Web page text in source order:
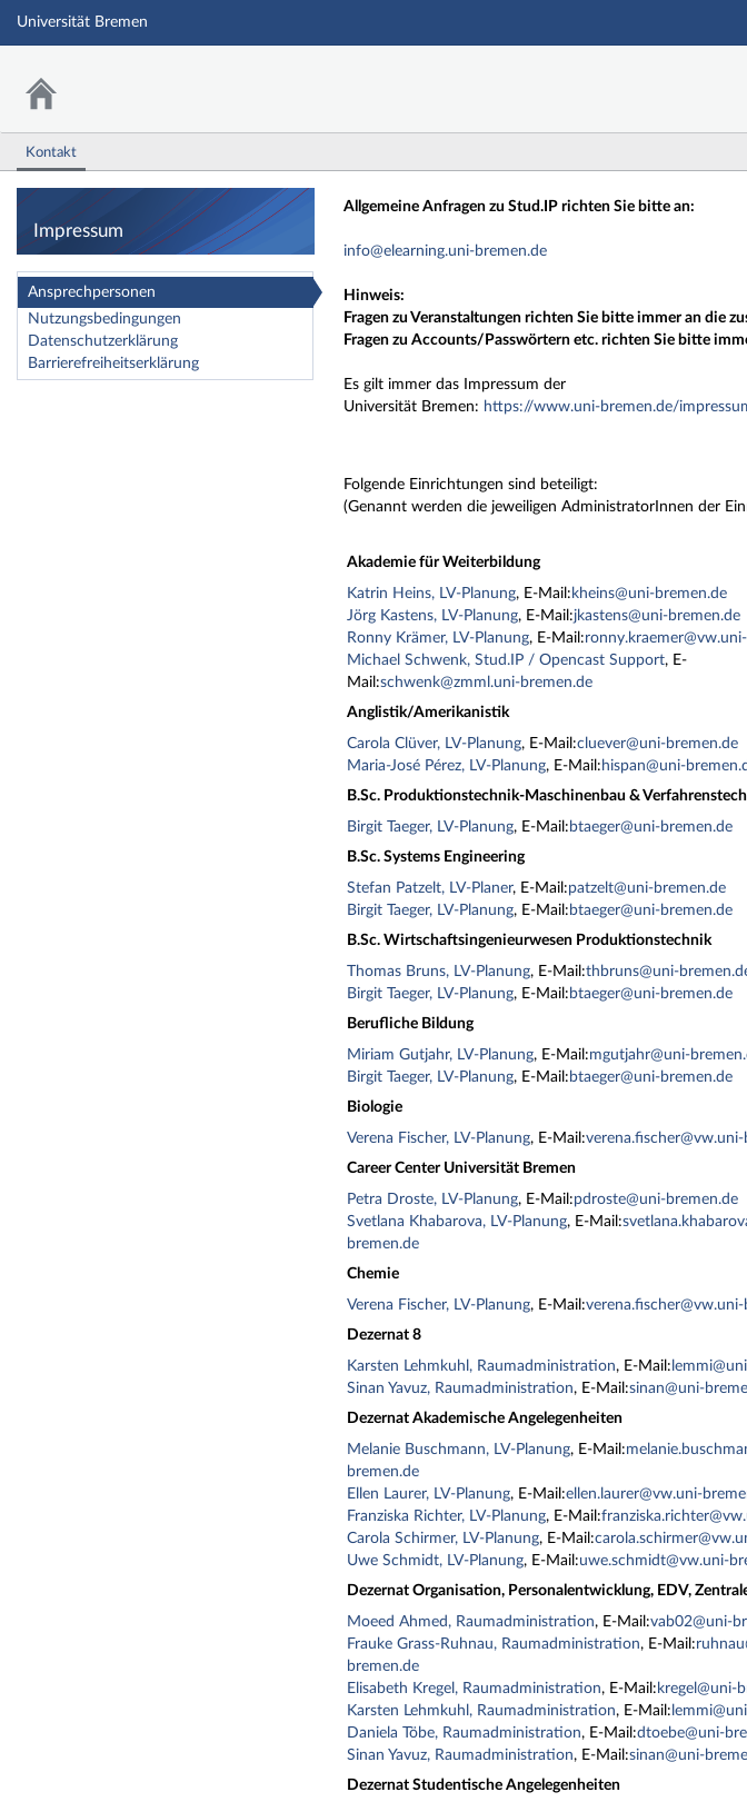
Fußzeile
Universität Bremen
Kontakt
Impressum
Ansprechpersonen
Nutzungsbedingungen
Datenschutzerklärung
Barrierefreiheitserklärung
Impressum
Allgemeine Anfragen zu Stud.IP richten Sie bitte an:
info@elearning.uni-bremen.de
Hinweis:
Fragen zu Veranstaltungen richten Sie bitte immer an die
Fragen zu Accounts/Passwörtern etc. richten Sie bitte
Es gilt immer das Impressum der
Universität Bremen: https://www.uni-bremen.de/
Folgende Einrichtungen sind beteiligt:
(Genannt werden die jeweiligen AdministratorInnen der
Akademie für Weiterbildung
Katrin Heins, LV-Planung, E-Mail: kheins@uni-bremen.de
Jörg Kastens, LV-Planung, E-Mail:jkastens@uni-bremen.de
Ronny Krämer, LV-Planung, E-Mail:
Michael Schwenk, Stud.IP / Opencast Support, E-
Mail:schwenk@zmml.uni-bremen.de
Anglistik/Amerikanistik
Carola Clüver, LV-Planung, E-Mail:cluever@uni-bremen.de
Maria-José Pérez, LV-Planung, E-Mail: hispan@uni-
B.Sc. Produktionstechnik-Maschinenbau &
Birgit Taeger, LV-Planung, E-Mail: btaeger@uni-bremen.de
B.Sc. Systems Engineering
Stefan Patzelt, LV-Planer, E-Mail:patzelt@uni-bremen.de
Birgit Taeger, LV-Planung, E-Mail: btaeger@uni-bremen.de
B.Sc. Wirtschaftsingenieurwesen Produktionstechnik
Thomas Bruns, LV-Planung, E-Mail:thbruns@uni-
Birgit Taeger, LV-Planung, E-Mail: btaeger@uni-bremen.de
Berufliche Bildung
Miriam Gutjahr, LV-Planung, E-Mail:mgutjahr@uni-
Birgit Taeger, LV-Planung, E-Mail: btaeger@uni-bremen.de
Biologie
Verena Fischer, LV-Planung, E-Mail:
Career Center Universität Bremen
Petra Droste, LV-Planung, E-Mail:pdroste@uni-bremen.de
Svetlana Khabarova, LV-Planung, E-Mail:
bremen.de
Chemie
Verena Fischer, LV-Planung, E-Mail:
Dezernat 8
Karsten Lehmkuhl, Raumadministration, E-Mail:
Sinan Yavuz, Raumadministration, E-Mail:sinan@uni-
Dezernat Akademische Angelegenheiten
Melanie Buschmann, LV-Planung, E-Mail:
bremen.de
Ellen Laurer, LV-Planung, E-Mail:ellen.laurer@vw.uni-
Franziska Richter, LV-Planung, E-Mail:
Carola Schirmer, LV-Planung, E-Mail:
Uwe Schmidt, LV-Planung, E-Mail:uwe.schmidt@vw.uni-
Dezernat Organisation, Personalentwicklung, EDV,
Moeed Ahmed, Raumadministration, E-Mail:vab02@uni-
Frauke Grass-Ruhnau, Raumadministration, E-Mail:
bremen.de
Elisabeth Kregel, Raumadministration, E-Mail: kregel@uni-
Karsten Lehmkuhl, Raumadministration, E-Mail:
Daniela Töbe, Raumadministration, E-Mail:dtoebe@uni-
Sinan Yavuz, Raumadministration, E-Mail:sinan@uni-
Dezernat Studentische Angelegenheiten